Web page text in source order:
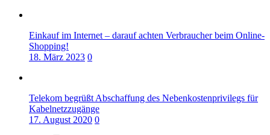
Einkauf im Internet – darauf achten Verbraucher beim Online-
Shopping!
18. März 2023 0
Telekom begrüßt Abschaffung des Nebenkostenprivilegs für
Kabelnetzzugänge
17. August 2020 0